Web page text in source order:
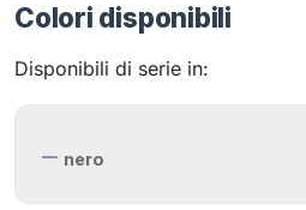
Colori disponibili
Disponibili di serie in:
nero